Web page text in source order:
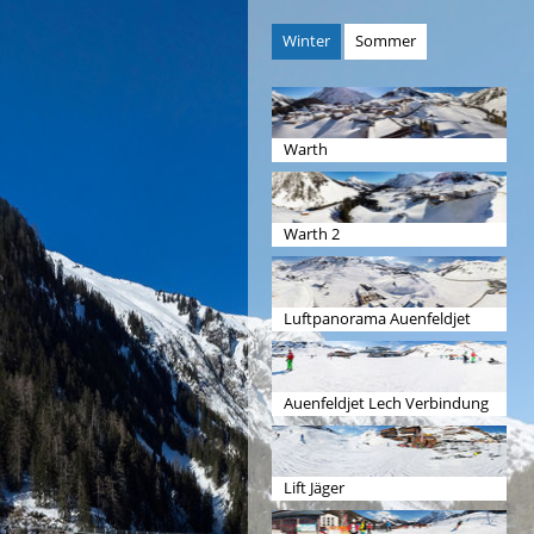
Winter Sommer
Warth
Warth 2
Luftpanorama Auenfeldjet
Auenfeldjet Lech Verbindung
Lift Jäger